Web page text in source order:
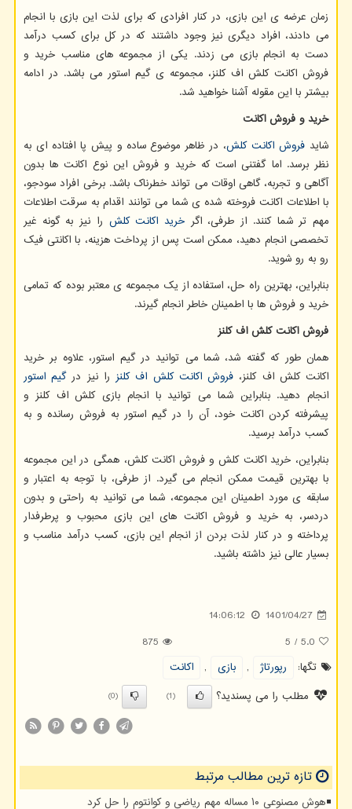
زمان عرضه ی این بازی، در کنار افرادی که برای لذت این بازی با انجام
می دادند، افراد دیگری نیز وجود داشتند که در کل برای کسب درآمد
دست به انجام بازی می زدند. یکی از مجموعه های مناسب خرید و
فروش اکانت کلش اف کلنز، مجموعه ی گیم استور می باشد. در ادامه
بیشتر با این مقوله آشنا خواهید شد.
خرید و فروش اکانت
شاید فروش اکانت کلش، در ظاهر موضوع ساده و پیش پا افتاده ای به
نظر برسد. اما گفتنی است که خرید و فروش این نوع اکانت ها بدون
آگاهی و تجربه، گاهی اوقات می تواند خطرناک باشد. برخی افراد سودجو،
با اطلاعات اکانت فروخته شده ی شما می توانند اقدام به سرقت اطلاعات
مهم تر شما کنند. از طرفی، اگر خرید اکانت کلش را نیز به گونه غیر
تخصصی انجام دهید، ممکن است پس از پرداخت هزینه، با اکانتی فیک
رو به رو شوید.
بنابراین، بهترین راه حل، استفاده از یک مجموعه ی معتبر بوده که تمامی
خرید و فروش ها با اطمینان خاطر انجام گیرند.
فروش اکانت کلش اف کلنز
همان طور که گفته شد، شما می توانید در گیم استور، علاوه بر خرید
اکانت کلش اف کلنز، فروش اکانت کلش اف کلنزرا نیز درگیم استور
انجام دهید. بنابراین شما می توانید با انجام بازی کلش اف کلنز و
پیشرفته کردن اکانت خود، آن را در گیم استور به فروش رسانده و به
کسب درآمد برسید.
بنابراین، خرید اکانت کلش و فروش اکانت کلش، همگی در این مجموعه
با بهترین قیمت ممکن انجام می گیرد. از طرفی، با توجه به اعتبار و
سابقه ی مورد اطمینان این مجموعه، شما می توانید به راحتی و بدون
دردسر، به خرید و فروش اکانت های این بازی محبوب و پرطرفدار
پرداخته و در کنار لذت بردن از انجام این بازی، کسب درآمد مناسب و
بسیار عالی نیز داشته باشید.
1401/04/27
14:06:12
5.0
/
5
875
تگها:
رپورتاژ , بازی ,
اكانت
مطلب را می پسندید؟
(1)
(0)
تازه ترین مطالب مرتبط
هوش مصنوعی ۱۰ مساله مهم ریاضی و کوانتوم را حل کرد